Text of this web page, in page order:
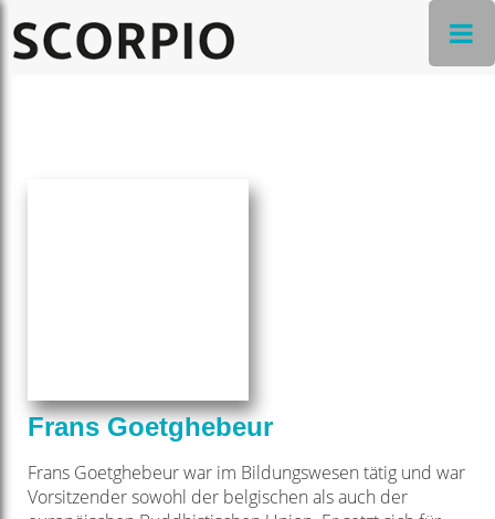
Frans Goetghebeur
Frans Goetghebeur war im Bildungswesen tätig und war
Vorsitzender sowohl der belgischen als auch der